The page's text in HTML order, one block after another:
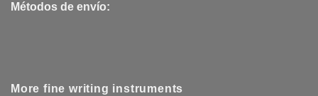
Métodos de envío:
More fine writing instruments